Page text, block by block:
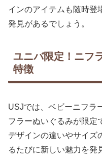
インのアイテムも随時登
発見があるでしょう。
ユニバ限定！ニフ
特徴
USJでは、ベビーニフラ
フラーぬいぐるみが限定
デザインの違いやサイズ
るたびに新しい魅力を発